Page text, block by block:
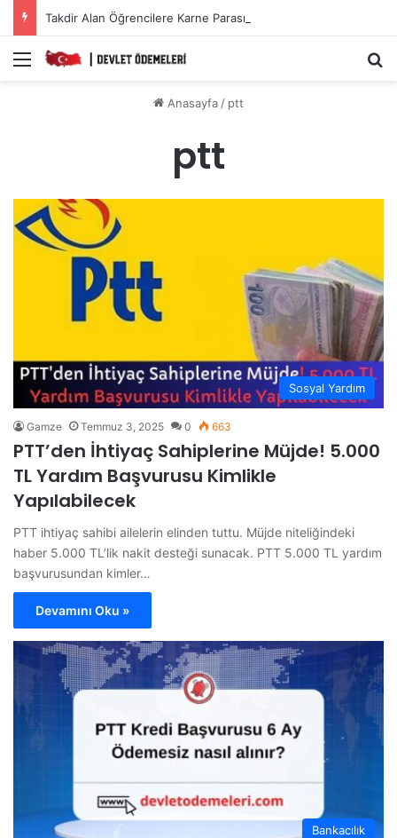
Menü
Anasayfa/ ptt
ptt
Sosyal Yardım
Gamze Temmuz 3, 2025 0 663
PTT’den İhtiyaç Sahiplerine Müjde! 5.000
TL Yardım Başvurusu Kimlikle
Yapılabilecek
PTT ihtiyaç sahibi ailelerin elinden tuttu. Müjde niteliğindeki
haber 5.000 TL’lik nakit desteği sunacak. PTT 5.000 TL yardım
başvurusundan kimler…
Devamını Oku »
Bankacılık